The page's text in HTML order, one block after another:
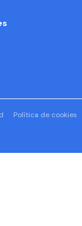
Política de cookies